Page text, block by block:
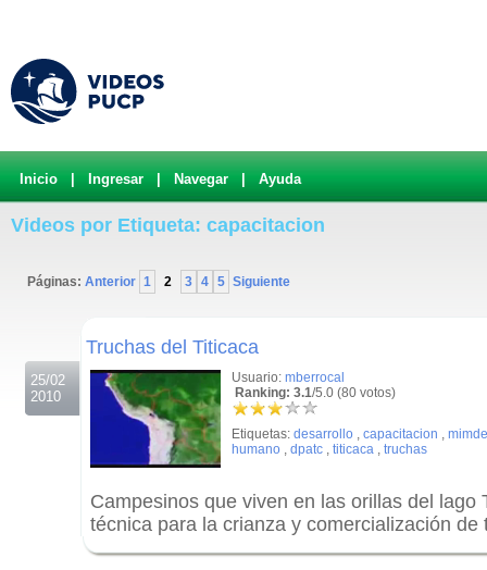
Inicio Ingresar Navegar Ayuda
Videos por Etiqueta: capacitacion
Páginas: Anterior 1 2 3 4 5 Siguiente
25/02
2010
Truchas del Titicaca
Usuario: mberrocal
Ranking: 3.1/5.0 (80 votos)
Etiquetas: desarrollo , capacitacion ,
humano , dpatc , titicaca , truchas
Campesinos que viven en las orillas del lago
técnica para la crianza y comercialización de